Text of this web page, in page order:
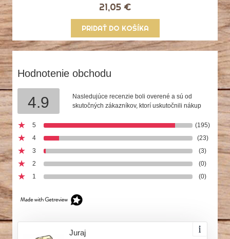
21,05 €
PRIDAŤ DO KOŠÍKA
Hodnotenie obchodu
4.9
Nasledujúce recenzie boli overené a sú od
skutočných zákazníkov, ktorí uskutočnili nákup
5
(195)
4
(23)
3
(3)
2
(0)
1
(0)
Juraj